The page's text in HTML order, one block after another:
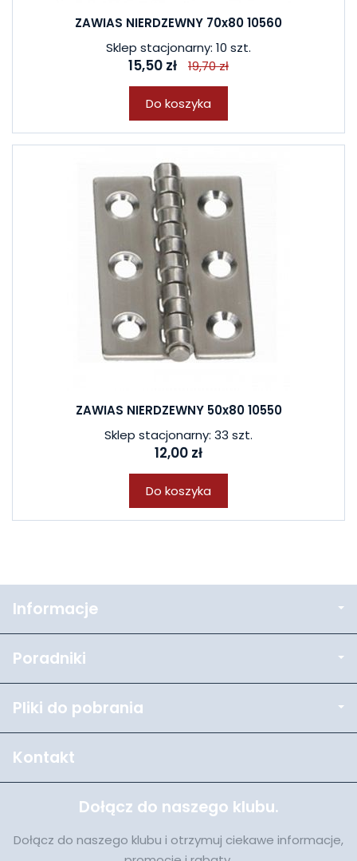
ZAWIAS NIERDZEWNY 70x80 10560
Sklep stacjonarny: 10 szt.
15,50 zł 19,70 zł
Do koszyka
ZAWIAS NIERDZEWNY 50x80 10550
Sklep stacjonarny: 33 szt.
12,00 zł
Do koszyka
Informacje
Poradniki
Pliki do pobrania
Kontakt
Dołącz do naszego klubu.
Dołącz do naszego klubu i otrzymuj ciekawe informacje,